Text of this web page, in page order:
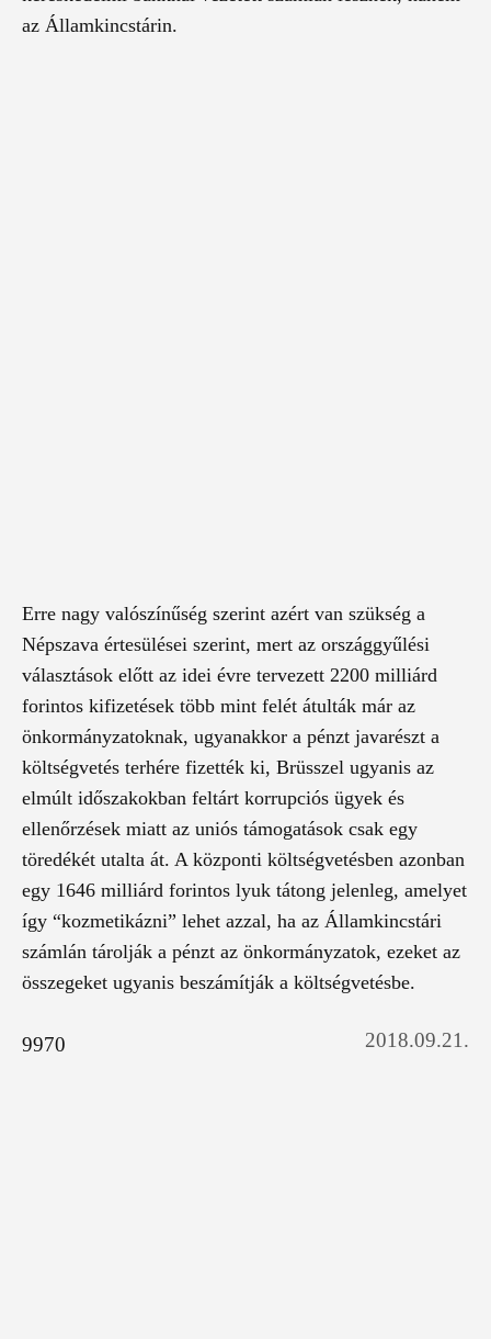
az Államkincstárin.
Erre nagy valószínűség szerint azért van szükség a
Népszava értesülései szerint, mert az országgyűlési
választások előtt az idei évre tervezett 2200 milliárd
forintos kifizetések több mint felét átulták már az
önkormányzatoknak, ugyanakkor a pénzt javarészt a
költségvetés terhére fizették ki, Brüsszel ugyanis az
elmúlt időszakokban feltárt korrupciós ügyek és
ellenőrzések miatt az uniós támogatások csak egy
töredékét utalta át. A központi költségvetésben azonban
egy 1646 milliárd forintos lyuk tátong jelenleg, amelyet
így “kozmetikázni” lehet azzal, ha az Államkincstári
számlán tárolják a pénzt az önkormányzatok, ezeket az
összegeket ugyanis beszámítják a költségvetésbe.
9970 2018.09.21.